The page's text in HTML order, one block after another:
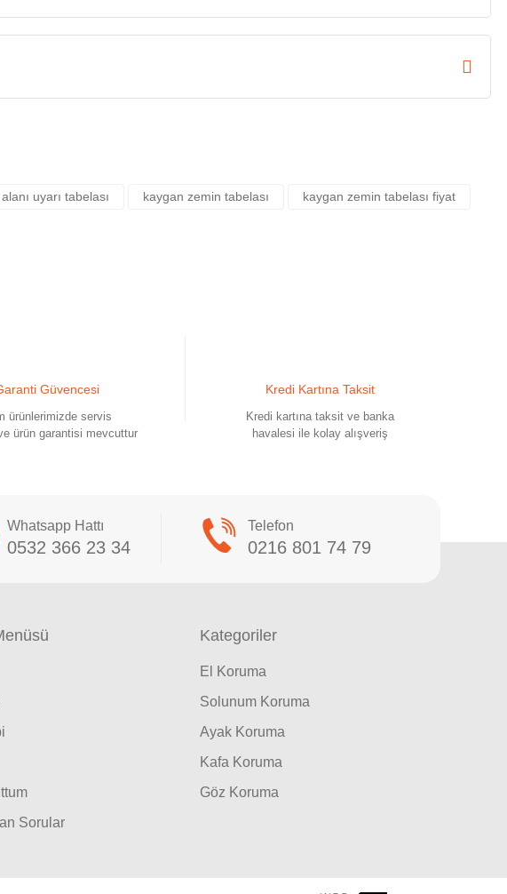
uyarı tabelası kaygan zemin tabelası kaygan zemin tabelası fiyat
Güvencesi
ürünlerimizde servis
ürün garantisi mevcuttur
Kredi Kartına Taksit
Kredi kartına taksit ve banka
havalesi ile kolay alışveriş
Whatsapp Hattı
0532 366 23 34
Telefon
0216 801 74 79
Sorular
Kategoriler
El Koruma
Solunum Koruma
Ayak Koruma
Kafa Koruma
Göz Koruma